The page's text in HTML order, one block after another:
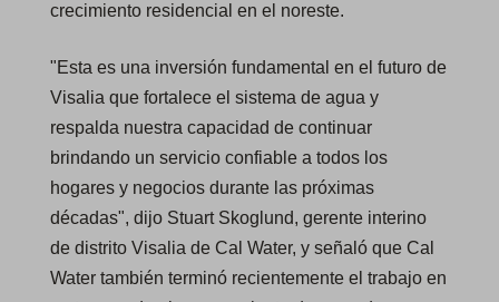
crecimiento residencial en el noreste.
"Esta es una inversión fundamental en el futuro de
Visalia que fortalece el sistema de agua y
respalda nuestra capacidad de continuar
brindando un servicio confiable a todos los
hogares y negocios durante las próximas
décadas", dijo Stuart Skoglund, gerente interino
de distrito Visalia de Cal Water, y señaló que Cal
Water también terminó recientemente el trabajo en